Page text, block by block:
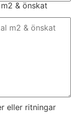
& önskat
eller ritningar